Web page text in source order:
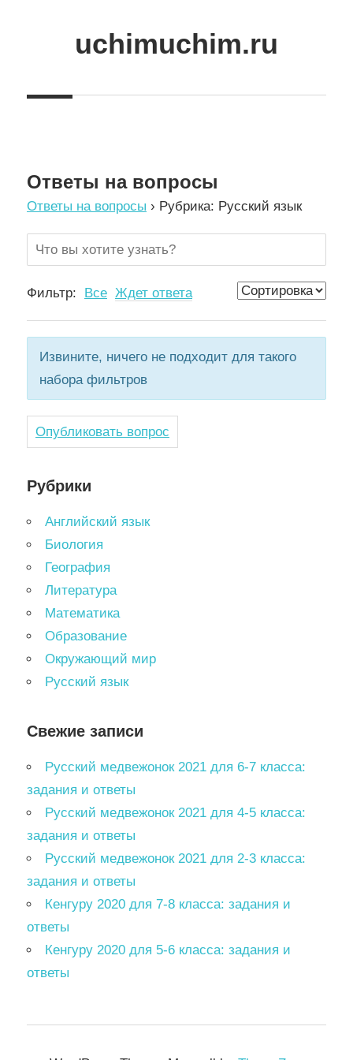
uchimuchim.ru
для
Ответы на вопросы
Ответы на вопросы › Рубрика: Русский язык
Фильтр: Все Ждет ответа
Извините, ничего не подходит для такого
набора фильтров
Опубликовать вопрос
Рубрики
Английский язык
Биология
География
Литература
Математика
Образование
Окружающий мир
Русский язык
Свежие записи
Русский медвежонок 2021 для 6-7 класса:
задания и ответы
Русский медвежонок 2021 для 4-5 класса:
задания и ответы
Русский медвежонок 2021 для 2-3 класса:
задания и ответы
Кенгуру 2020 для 7-8 класса: задания и
ответы
Кенгуру 2020 для 5-6 класса: задания и
ответы